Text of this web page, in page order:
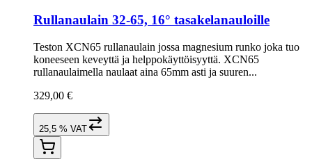
Rullanaulain 32-65, 16° tasakelanauloille
Teston XCN65 rullanaulain jossa magnesium runko joka tuo
koneeseen keveyttä ja helppokäyttöisyyttä. XCN65
rullanaulaimella naulaat aina 65mm asti ja suuren...
329,00 €
25,5 % VAT